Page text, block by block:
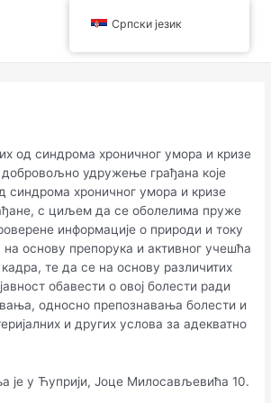
Main
од синдрома хроничног умора и кризе
удружење грађана које
синдрома хроничног умора и кризе
с циљем да се оболелима пруже
информације о природи и току
основу препорука и активног учешћа
те да се на основу различитих
обавести о овој болести ради
односно препознавања болести и
и других услова за адекватно
је у Ћуприји, Јоце Милосављевића 10.
Српски језик